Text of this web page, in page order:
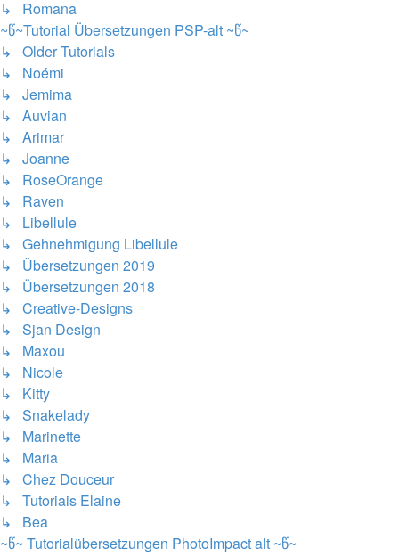
↳ Romana
~წ~Tutorial Übersetzungen PSP-alt ~წ~
↳ Older Tutorials
↳ Noémi
↳ Jemima
↳ Auvian
↳ Arimar
↳ Joanne
↳ RoseOrange
↳ Raven
↳ Libellule
↳ Gehnehmigung Libellule
↳ Übersetzungen 2019
↳ Übersetzungen 2018
↳ Creative-Designs
↳ Sjan Design
↳ Maxou
↳ Nicole
↳ Kitty
↳ Snakelady
↳ Marinette
↳ Maria
↳ Chez Douceur
↳ Tutoriais Elaine
↳ Bea
~წ~ Tutorialübersetzungen PhotoImpact alt ~წ~